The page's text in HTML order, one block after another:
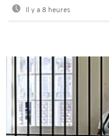
Il y a 8 heures